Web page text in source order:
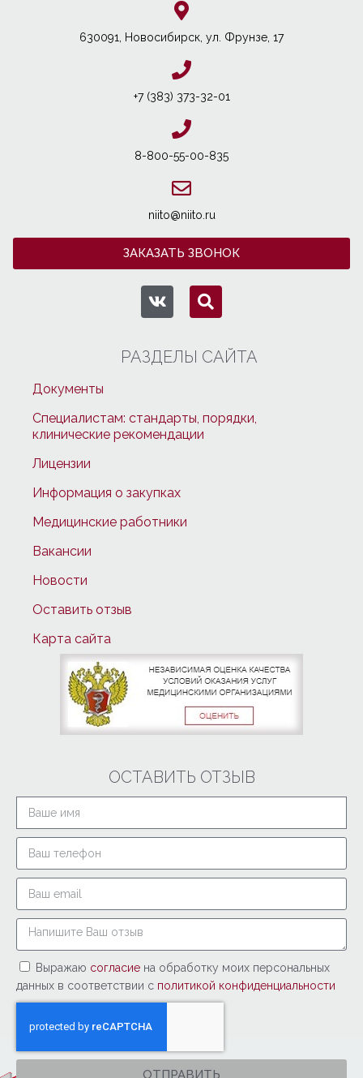
630091, Новосибирcк, ул. Фрунзе, 17
+7 (383) 373-32-01
8-800-55-00-835
niito@niito.ru
ЗАКАЗАТЬ ЗВОНОК
РАЗДЕЛЫ САЙТА
Документы
Специалистам: стандарты, порядки,
клинические рекомендации
Лицензии
Информация о закупках
Медицинские работники
Вакансии
Новости
Оставить отзыв
Карта сайта
ОСТАВИТЬ ОТЗЫВ
Выражаю согласие на обработку моих персональных
данных в соответствии с политикой конфиденциальности
ОТПРАВИТЬ